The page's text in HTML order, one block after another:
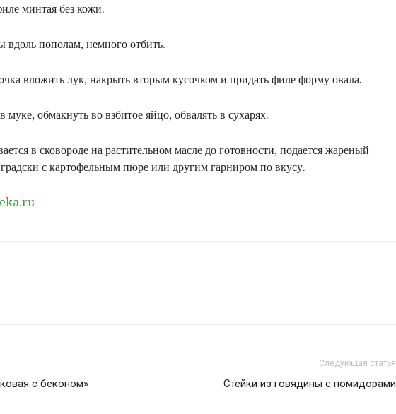
минтая без кожи.
вдоль пополам, немного отбить.
вложить лук, накрыть вторым кусочком и придать филе форму овала.
муке, обмакнуть во взбитое яйцо, обвалять в сухарях.
в сковороде на растительном масле до готовности, подается жареный
с картофельным пюре или другим гарниром по вкусу.
с беконом»
Следующая статья
Стейки из говядины с помидорами